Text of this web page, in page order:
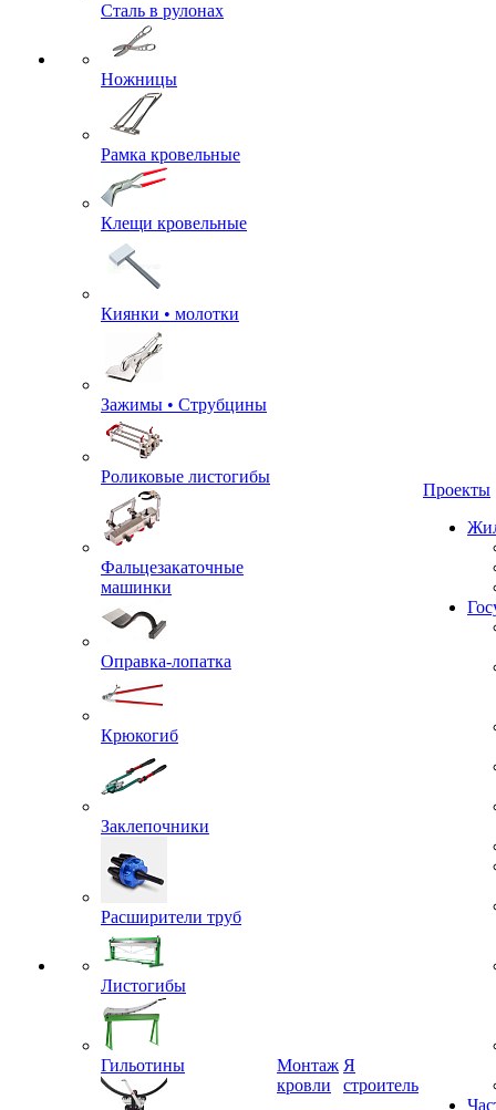
Сталь в рулонах
Ножницы
Рамка кровельные
Клещи кровельные
Киянки • молотки
Зажимы • Струбцины
Роликовые листогибы
Фальцезакаточные
машинки
Оправка-лопатка
Крюкогиб
Заклепочники
Расширители труб
Листогибы
Гильотины
Монтаж
Я